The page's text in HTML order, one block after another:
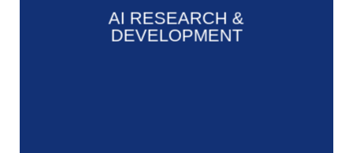
AI RESEARCH &
DEVELOPMENT